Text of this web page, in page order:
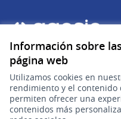
Información sobre
página web
Utilizamos cookies en
rendimiento y el contenido
permiten ofrecer una
contenidos más